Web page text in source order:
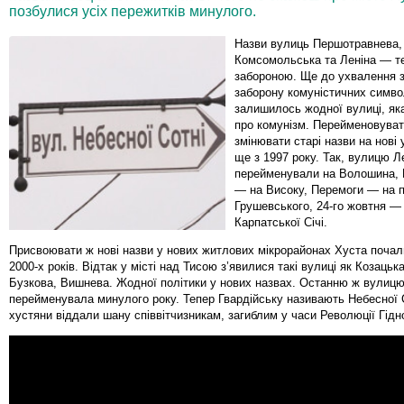
позбулися усіх пережитків минулого.
Назви вулиць
Комсомольська та Леніна —
забороною. Ще до ухвалення
заборону комуністичних
залишилось жодної вулиці,
про комунізм.
змінювати старі назви на нові
ще з 1997 року. Так, вулицю
перейменували на Волошина,
— на Високу, Перемоги — на
Грушевського, 24-го жовтня
Карпатської Січі.
Присвоювати ж нові назви у нових житлових мікрорайонах Хуста
2000-х років. Відтак у місті над Тисою з’явилися такі вулиці як
Бузкова, Вишнева. Жодної політики у нових назвах. Останню ж
перейменувала минулого року. Тепер Гвардійську називають Небесної
хустяни віддали шану співвітчизникам, загиблим у часи Революції